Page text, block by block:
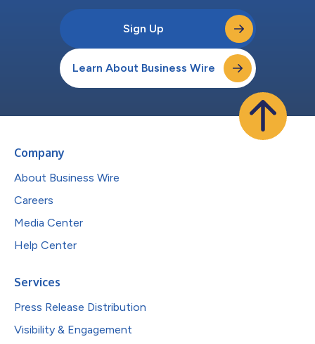
Sign Up
Learn About Business Wire
Company
About Business Wire
Careers
Media Center
Help Center
Services
Press Release Distribution
Visibility & Engagement